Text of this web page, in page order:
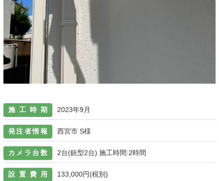
施工時期 2023年9月
発注者情報 西宮市 S様
カメラ台数 2台(銃型2台) 施工時間:2時間
設置費用 133,000円(税別)